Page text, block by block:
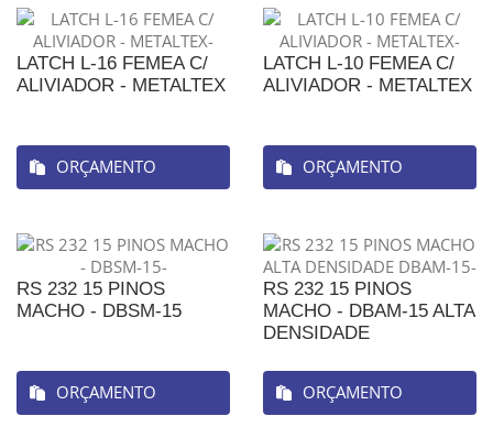
LATCH L-16 FEMEA C/
ALIVIADOR - METALTEX
ORÇAMENTO
LATCH L-10 FEMEA C/
ALIVIADOR - METALTEX
ORÇAMENTO
RS 232 15 PINOS
MACHO - DBSM-15
ORÇAMENTO
RS 232 15 PINOS
MACHO - DBAM-15 ALTA
DENSIDADE
ORÇAMENTO